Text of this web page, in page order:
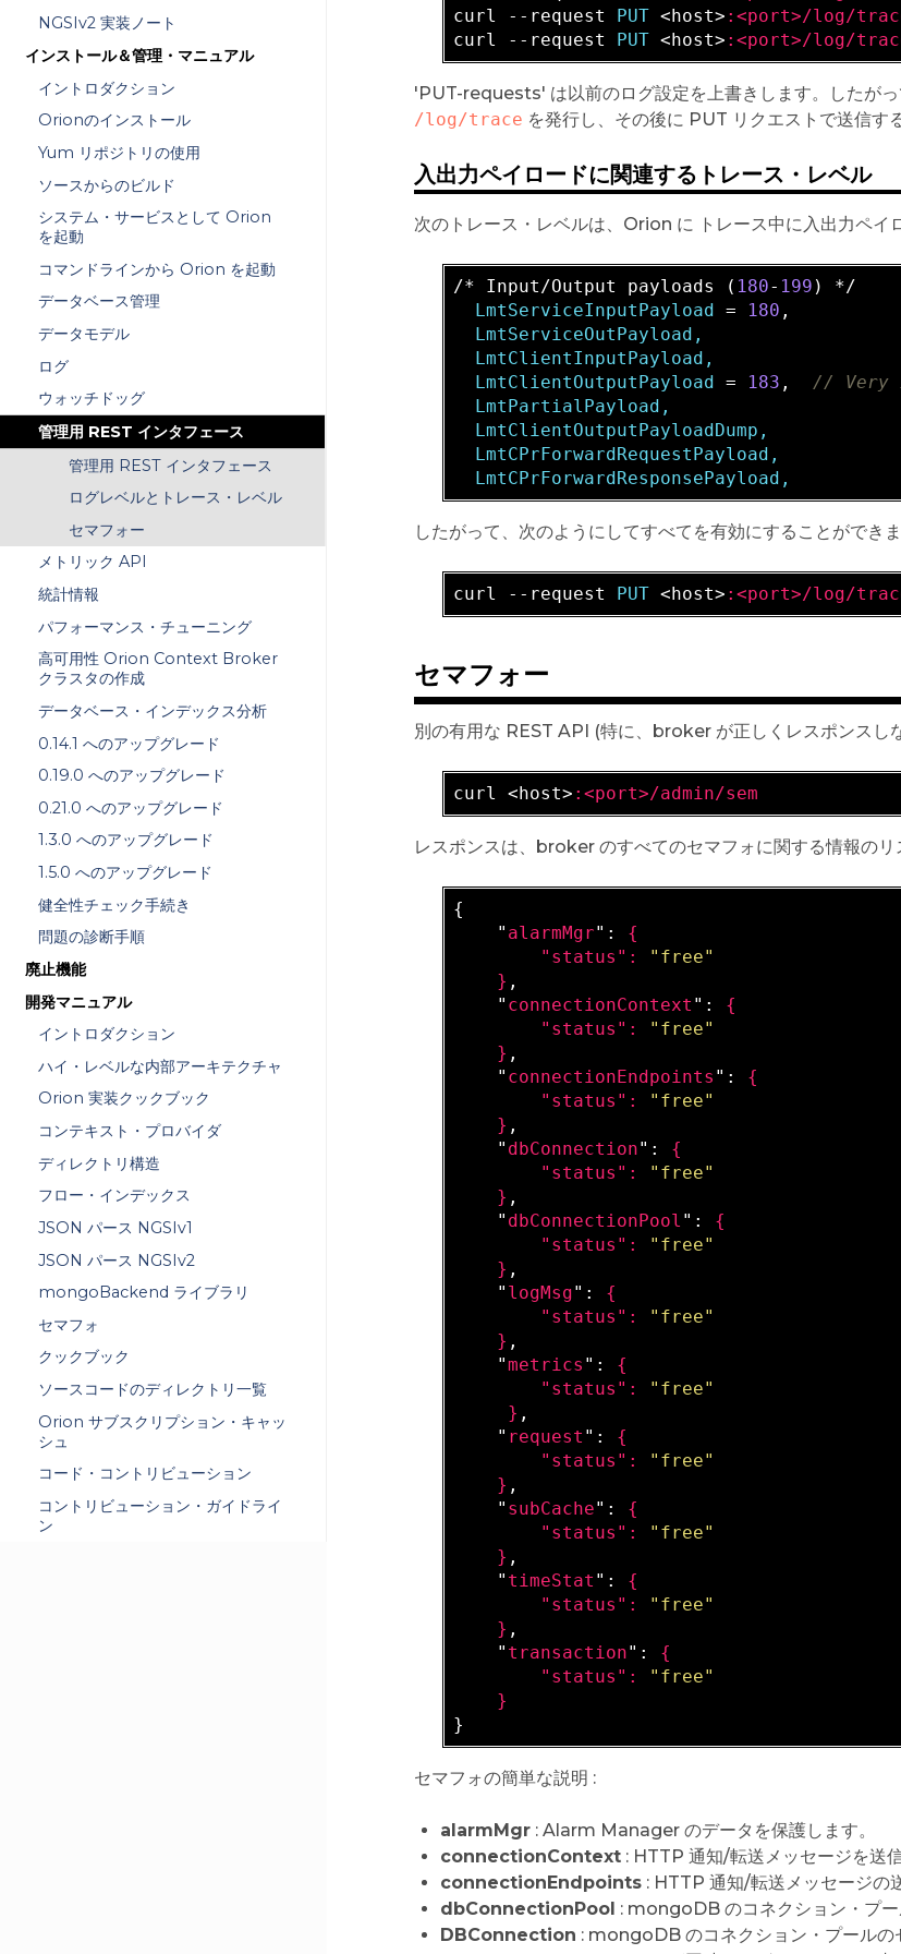
NGSIv2 実装ノート
インストール＆管理・マニュアル
イントロダクション
Orionのインストール
Yum リポジトリの使用
ソースからのビルド
システム・サービスとして Orion
を起動
コマンドラインから Orion を起動
データベース管理
データモデル
ログ
ウォッチドッグ
管理用 REST インタフェース
管理用 REST インタフェース
ログレベルとトレース・レベル
セマフォー
メトリック API
統計情報
パフォーマンス・チューニング
高可用性 Orion Context Broker
クラスタの作成
データベース・インデックス分析
0.14.1 へのアップグレード
0.19.0 へのアップグレード
0.21.0 へのアップグレード
1.3.0 へのアップグレード
1.5.0 へのアップグレード
健全性チェック手続き
問題の診断手順
廃止機能
開発マニュアル
イントロダクション
ハイ・レベルな内部アーキテクチャ
Orion 実装クックブック
コンテキスト・プロバイダ
ディレクトリ構造
フロー・インデックス
JSON パース NGSIv1
JSON パース NGSIv2
mongoBackend ライブラリ
セマフォ
クックブック
ソースコードのディレクトリ一覧
Orion サブスクリプション・キャッ
シュ
コード・コントリビューション
コントリビューション・ガイドライ
ン
curl --request PUT <host> :<port>/log/
curl --request PUT <host> :<port>/log/
'PUT-requests' は以前のログ設定を上書きします。したが
/log/trace を発行し、その後に PUT リクエストで送信す
入出力ペイロードに関連するトレース・レベル
次のトレース・レベルは、Orion に トレース中に入出力ペイ
/* Input/Output payloads ( 180- 199
  LmtServiceInputPayload
= 180
  LmtServiceOutPayload,
  LmtClientInputPayload,
  LmtClientOutputPayload
= 183 , // Very
  LmtPartialPayload,
  LmtClientOutputPayloadDump,
  LmtCPrForwardRequestPayload,
したがって、次のようにしてすべてを有効にすることができ
curl --request PUT <host> :<port>/log/
セマフォー
別の有用な REST API (特に、broker が正しくレスポンスし
curl <host> :<port>/admin/sem
レスポンスは、broker のすべてのセマフォに関する情報のリ
{
    "
alarmMgr": {
        "
status ": "free"
} ,
    "
connectionContext ": {
        "
status ": "free"
} ,
    "
connectionEndpoints ": {
        "
status ": "free"
} ,
    "
dbConnection": {
        "
status ": "free"
} ,
    "
dbConnectionPool ": {
        "
status ": "free"
} ,
    "
logMsg": {
        "
status ": "free"
} ,
    "
metrics ": {
        "
status ": "free"
} ,
    "
request ": {
        "
status ": "free"
} ,
    "
subCache": {
        "
status ": "free"
} ,
    "
timeStat ": {
        "
status ": "free"
} ,
    "
transaction": {
        "
status ": "free"
セマフォの簡単な説明 :
alarmMgr: Alarm Manager のデータを保護します。
connectionContext: HTTP 通知/転送メッセージを送
connectionEndpoints: HTTP 通知/転送メッセージの
dbConnectionPool : mongoDB のコネクション・プー
DBConnection : mongoDB のコネクション・プールの